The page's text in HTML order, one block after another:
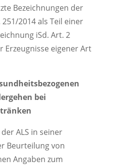
Bezeichnungen der
2014 als Teil einer
iSd. Art. 2
Erzeugnisse eigener Art
bei
ALS in seiner
Beurteilung von
Angaben zum